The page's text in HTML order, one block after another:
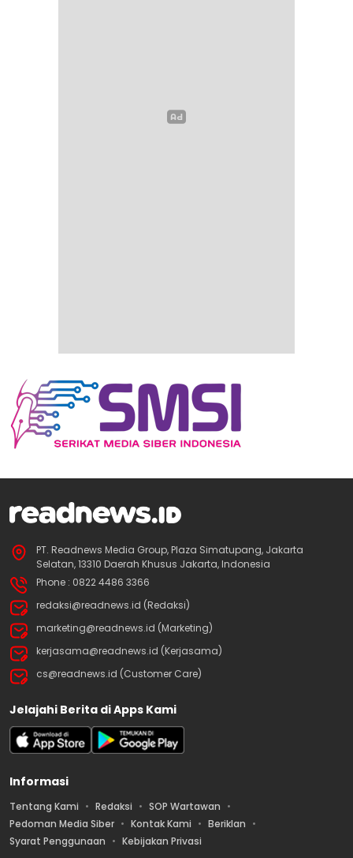
PT. Readnews Media Group, Plaza Simatupang, Jakarta
Selatan, 13310 Daerah Khusus Jakarta, Indonesia
Phone : 0822 4486 3366
redaksi@readnews.id (Redaksi)
marketing@readnews.id (Marketing)
kerjasama@readnews.id (Kerjasama)
cs@readnews.id (Customer Care)
Jelajahi Berita di Apps Kami
Informasi
Tentang Kami Redaksi
SOP Wartawan
Pedoman Media Siber
Kontak Kami
Beriklan
Syarat Penggunaan
Kebijakan Privasi